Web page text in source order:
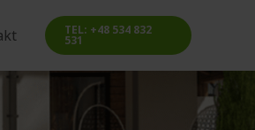
TEL: +48 534 832
531